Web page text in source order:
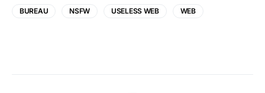
BUREAU NSFW USELESS WEB WEB